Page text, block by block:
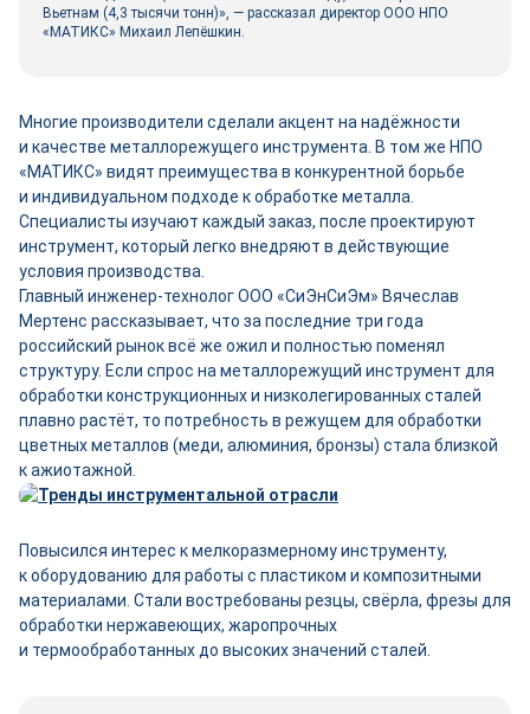
Вьетнам (4,3 тысячи тонн)», — рассказал директор ООО НПО
«МАТИКС» Михаил Лепёшкин.
Многие производители сделали акцент на надёжности
и качестве металлорежущего инструмента. В том же НПО
«МАТИКС» видят преимущества в конкурентной борьбе
и индивидуальном подходе к обработке металла.
Специалисты изучают каждый заказ, после проектируют
инструмент, который легко внедряют в действующие
условия производства.
Главный инженер-­технолог ООО «СиЭнСиЭм» Вячеслав
Мертенс рассказывает, что за последние три года
российский рынок всё же ожил и полностью поменял
структуру. Если спрос на металлорежущий инструмент для
обработки конструкционных и низколегированных сталей
плавно растёт, то потребность в режущем для обработки
цветных металлов (меди, алюминия, бронзы) стала близкой
к ажиотажной.
Повысился интерес к мелкоразмерному инструменту,
к оборудованию для работы с пластиком и композитными
материалами. Стали востребованы резцы, свёрла, фрезы для
обработки нержавеющих, жаропрочных
и термообработанных до высоких значений сталей.